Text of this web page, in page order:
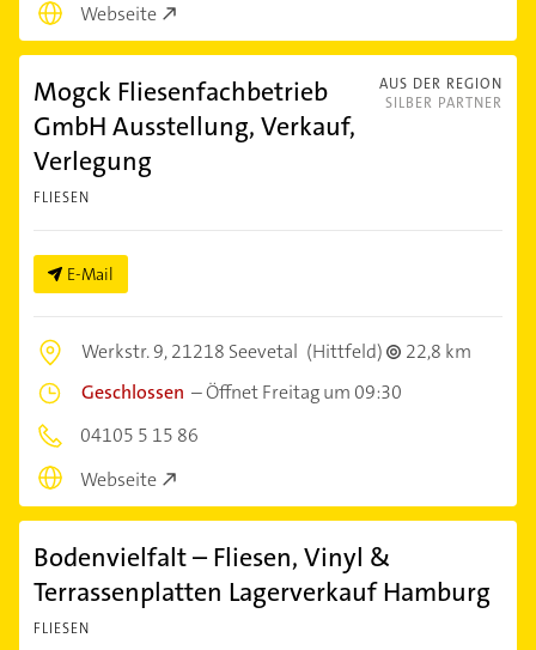
Webseite
AUS DER REGION
SILBER PARTNER
Mogck Fliesenfachbetrieb
GmbH Ausstellung, Verkauf,
Verlegung
FLIESEN
E-Mail
Werkstr. 9,21218 Seevetal (Hittfeld)
22,8 km
Geschlossen –Öffnet Freitag um 09:30
04105 5 15 86
Webseite
Bodenvielfalt – Fliesen, Vinyl &
Terrassenplatten Lagerverkauf Hamburg
FLIESEN